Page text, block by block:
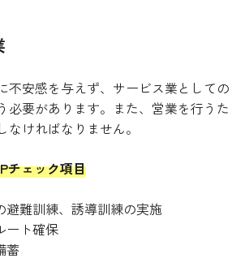
不安感を与えず、サービス業としての
必要があります。また、営業を行うた
なければなりません。
チェック項目
難訓練、誘導訓練の実施
ート確保
蓄